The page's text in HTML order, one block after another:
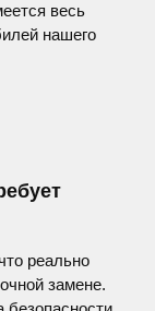
весь
нашего
реально
замене.